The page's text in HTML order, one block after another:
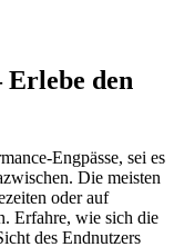
den
Engpässe, sei es
Die meisten
oder auf
Erfahre, wie sich die
des Endnutzers